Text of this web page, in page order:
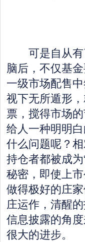
可是自从有
脑后，不仅基
一级市场配售
视下无所遁形
票，搅得市场
给人一种明明
什么问题呢？
持仓者都被成
秘密，即使上
做得极好的庄
庄运作，清醒
信息披露的角
很大的进步。